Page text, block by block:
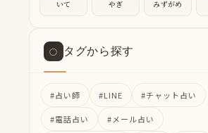
いて やぎ みずがめ
○ タグから探す
#占い師 #LINE #チャット占い
#電話占い #メール占い